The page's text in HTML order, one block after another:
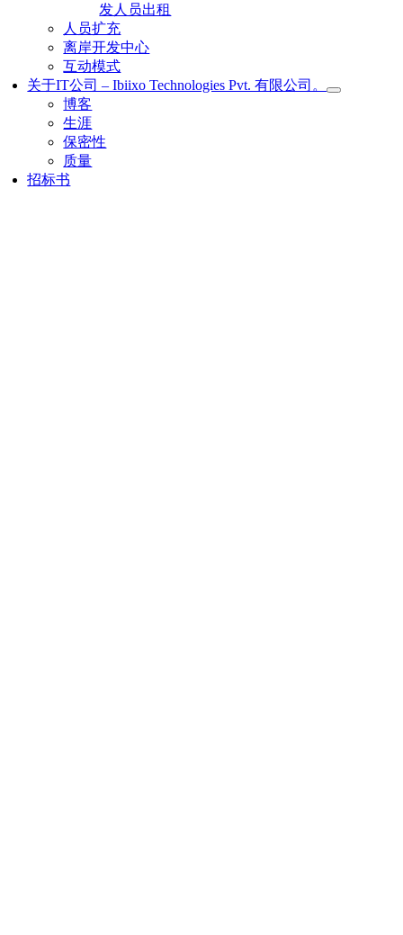
发人员出租
人员扩充
离岸开发中心
互动模式
关于IT公司 – Ibiixo Technologies Pvt. 有限公司。
博客
生涯
保密性
质量
招标书